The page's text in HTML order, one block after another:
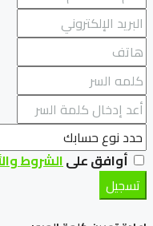
أوافق علىالشروط
تسجيل